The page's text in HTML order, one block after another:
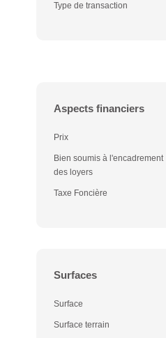
Type de transaction
Aspects financiers
Prix
Bien soumis à l'encadrement
des loyers
Taxe Foncière
Surfaces
Surface
Surface terrain